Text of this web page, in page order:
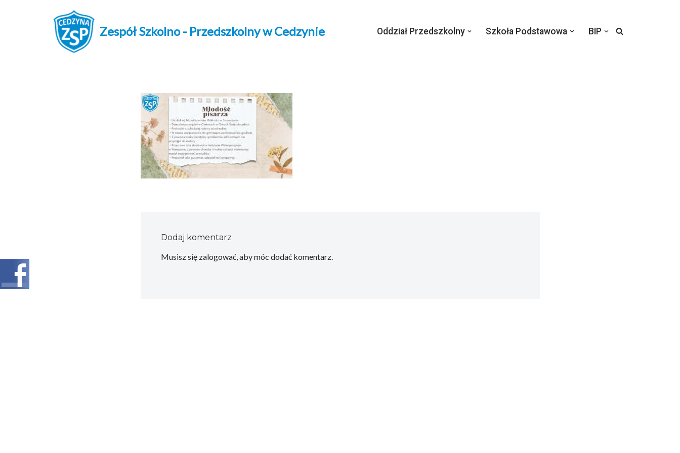
Zespół Szkolno - Przedszkolny w Cedzynie Oddział Przedszkolny Szkoła Podstawowa BIP
Dodaj komentarz
Musisz się zalogować, aby móc dodać komentarz.